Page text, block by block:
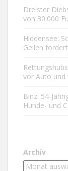
Dreister
von 30.000
Hiddensee:
Gellen
vor Auto und
Binz: 54-
Hunde- und
Archiv